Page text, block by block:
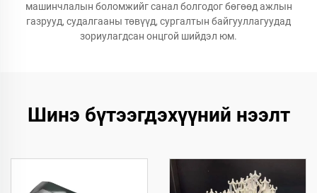
машинчлалын боломжийг санал болгодог бөгөөд ажлын
газрууд, судалгааны төвүүд, сургалтын байгууллагуудад
зориулагдсан онцгой шийдэл юм.
Шинэ бүтээгдэхүүний нээлт